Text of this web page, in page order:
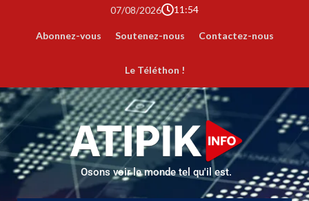
07/08/2026 11:54
Abonnez-vous Soutenez-nous Contactez-nous
Le Téléthon !
Osons voir le monde tel qu'il est.